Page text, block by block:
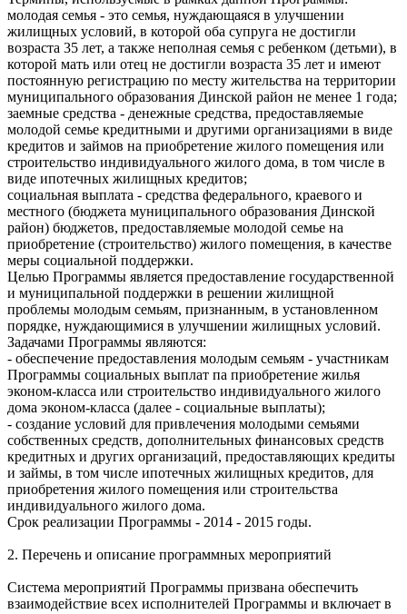
молодая семья - это семья, нуждающаяся в улучшении
жилищных условий, в которой оба супруга не достигли
возраста 35 лет, а также неполная семья с ребенком (детьми), в
которой мать или отец не достигли возраста 35 лет и имеют
постоянную регистрацию по месту жительства на территории
муниципального образования Динской район не менее 1 года;
заемные средства - денежные средства, предоставляемые
молодой семье кредитными и другими организациями в виде
кредитов и займов на приобретение жилого помещения или
строительство индивидуального жилого дома, в том числе в
виде ипотечных жилищных кредитов;
социальная выплата - средства федерального, краевого и
местного (бюджета муниципального образования Динской
район) бюджетов, предоставляемые молодой семье на
приобретение (строительство) жилого помещения, в качестве
меры социальной поддержки.
Целью Программы является предоставление государственной
и муниципальной поддержки в решении жилищной
проблемы молодым семьям, признанным, в установленном
порядке, нуждающимися в улучшении жилищных условий.
Задачами Программы являются:
- обеспечение предоставления молодым семьям - участникам
Программы социальных выплат па приобретение жилья
эконом-класса или строительство индивидуального жилого
дома эконом-класса (далее - социальные выплаты);
- создание условий для привлечения молодыми семьями
собственных средств, дополнительных финансовых средств
кредитных и других организаций, предоставляющих кредиты
и займы, в том числе ипотечных жилищных кредитов, для
приобретения жилого помещения или строительства
индивидуального жилого дома.
Срок реализации Программы - 2014 - 2015 годы.
2. Перечень и описание программных мероприятий
Система мероприятий Программы призвана обеспечить
взаимодействие всех исполнителей Программы и включает в